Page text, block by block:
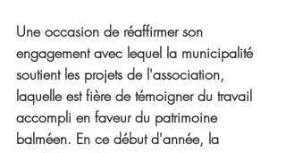
Une occasion de réaffirmer son
engagement avec lequel la municipalité
soutient les projets de l'association,
laquelle est fière de témoigner du travail
accompli en faveur du patrimoine
balméen. En ce début d'année, la